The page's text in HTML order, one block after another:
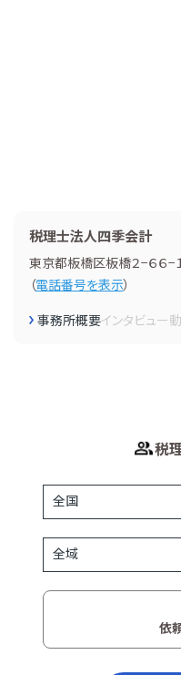
税理士法人四季会計
東京都板橋区板橋２−６６−
（電話番号を表示）
事務所概要インタビュー
税
依